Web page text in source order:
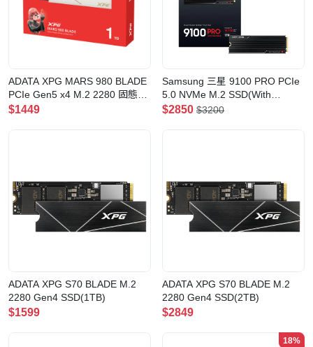
ADATA XPG MARS 980 BLADE
PCIe Gen5 x4 M.2 2280 固態硬
碟(1TB)
$1449
Samsung 三星 9100 PRO PCIe
5.0 NVMe M.2 SSD(With
Heatsink-1TB)
$2850 $3200
ADATA XPG S70 BLADE M.2
2280 Gen4 SSD(1TB)
$1599
ADATA XPG S70 BLADE M.2
2280 Gen4 SSD(2TB)
$2849
18%